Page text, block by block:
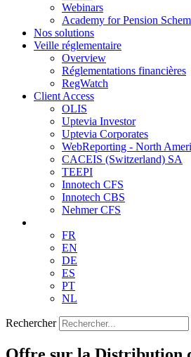
Webinars
Academy for Pension
Nos solutions
Veille réglementaire
Overview
Réglementations financières
RegWatch
Client Access
OLIS
Uptevia Investor
Uptevia Corporates
WebReporting - North
CACEIS (Switzerland) SA
TEEPI
Innotech CFS
Innotech CBS
Nehmer CFS
FR
EN
DE
ES
PT
NL
Rechercher